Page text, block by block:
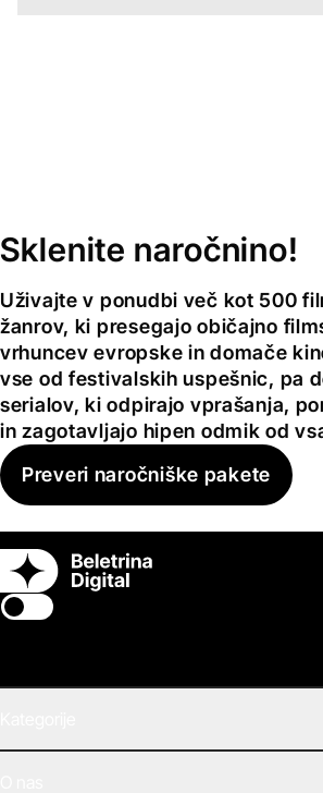
Sklenite naročnino!
Uživajte v ponudbi več kot 500
žanrov, ki presegajo običajno
vrhuncev evropske in domače
vse od festivalskih uspešnic, pa
serialov, ki odpirajo vprašanja,
in zagotavljajo hipen odmik od
Preveri naročniške pakete
Switch theme